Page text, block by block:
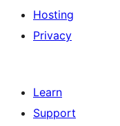
Hosting
Privacy
Learn
Support